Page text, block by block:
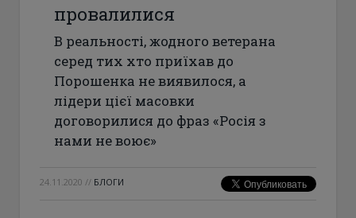
провалилися
В реальності, жодного ветерана
серед тих хто приїхав до
Порошенка не виявилося, а
лідери цієї масовки
договорилися до фраз «Росія з
нами не воює»
24.11.2020 // БЛОГИ